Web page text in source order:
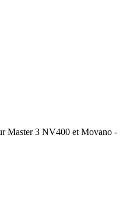
Master 3 NV400 et Movano -